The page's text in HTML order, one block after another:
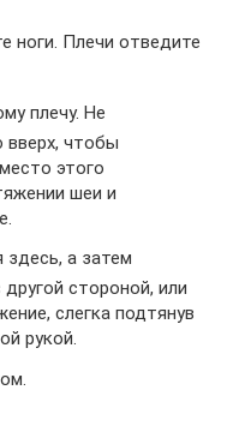
ноги. Плечи отведите
плечу. Не
вверх, чтобы
этого
шеи и
а затем
стороной, или
слегка подтянув
рукой.